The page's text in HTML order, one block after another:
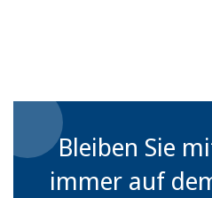
Bleiben Sie
immer auf